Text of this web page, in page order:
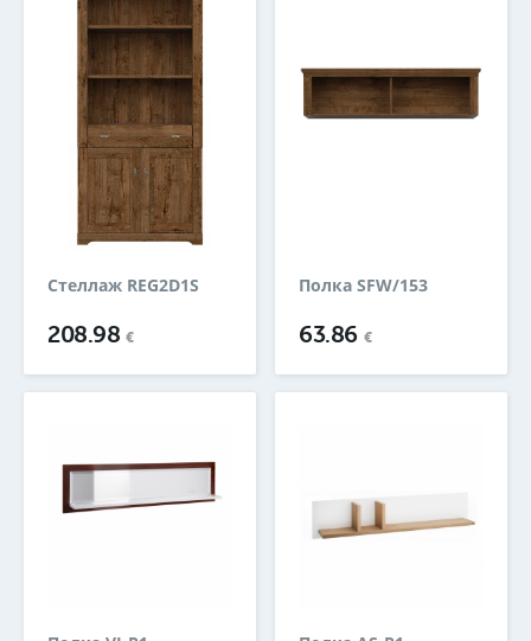
Стеллаж REG2D1S
208.98€
Полка SFW/153
63.86 €